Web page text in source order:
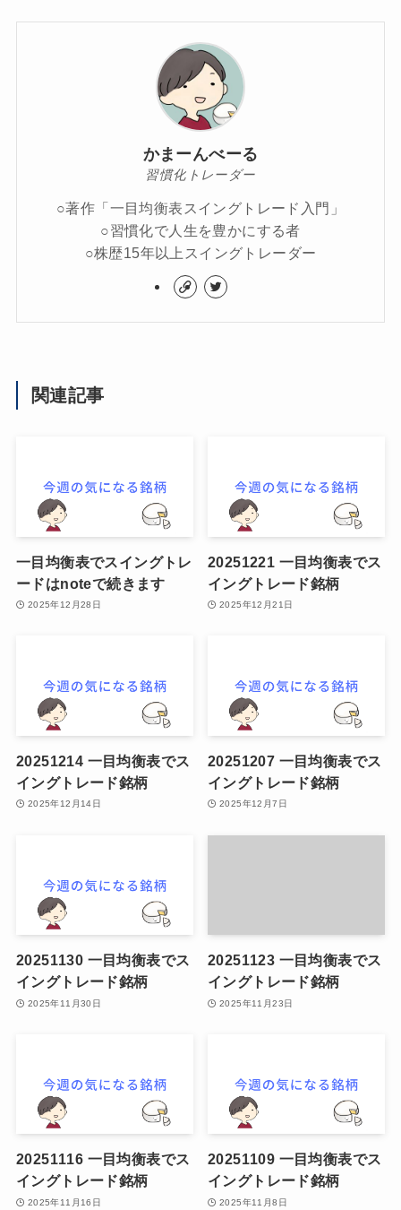
かまーんべーる
習慣化トレーダー
○著作「一目均衡表スイングトレード入門」
○習慣化で人生を豊かにする者
○株歴15年以上スイングトレーダー
関連記事
一目均衡表でスイングトレ
ードはnoteで続きます
2025年12月28日
20251221 一目均衡表でス
イングトレード銘柄
2025年12月21日
20251214 一目均衡表でス
イングトレード銘柄
2025年12月14日
20251207 一目均衡表でス
イングトレード銘柄
2025年12月7日
20251130 一目均衡表でス
イングトレード銘柄
2025年11月30日
20251123 一目均衡表でス
イングトレード銘柄
2025年11月23日
20251116 一目均衡表でス
イングトレード銘柄
2025年11月16日
20251109 一目均衡表でス
イングトレード銘柄
2025年11月8日